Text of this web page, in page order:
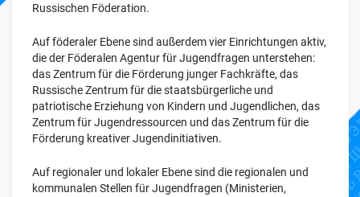
Russischen Föderation.
Auf föderaler Ebene sind außerdem vier Einrichtungen aktiv,
die der Föderalen Agentur für Jugendfragen unterstehen:
das Zentrum für die Förderung junger Fachkräfte, das
Russische Zentrum für die staatsbürgerliche und
patriotische Erziehung von Kindern und Jugendlichen, das
Zentrum für Jugendressourcen und das Zentrum für die
Förderung kreativer Jugendinitiativen.
Auf regionaler und lokaler Ebene sind die regionalen und
kommunalen Stellen für Jugendfragen (Ministerien,